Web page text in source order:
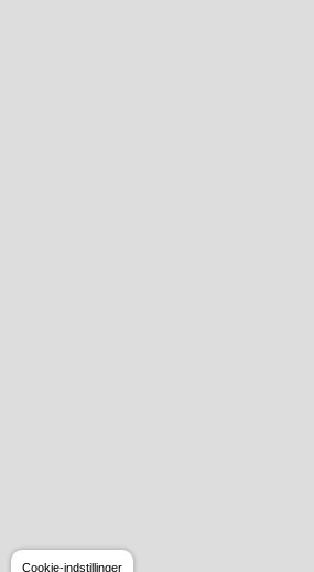
Cookie-indstillinger